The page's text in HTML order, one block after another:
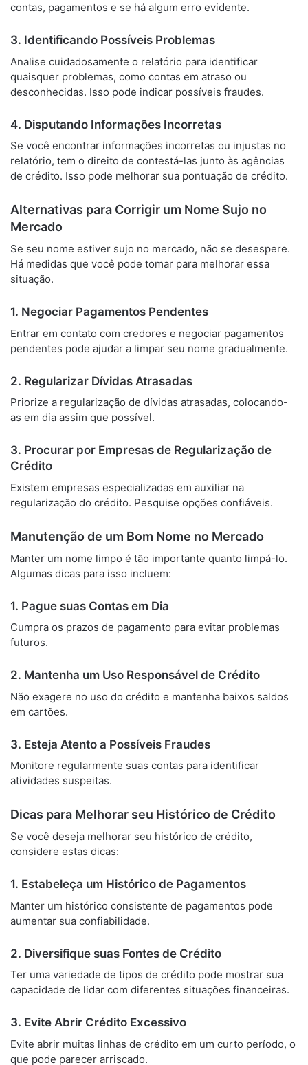
contas, pagamentos e se há algum erro evidente.
3. Identificando Possíveis Problemas
Analise cuidadosamente o relatório para identificar
quaisquer problemas, como contas em atraso ou
desconhecidas. Isso pode indicar possíveis fraudes.
4. Disputando Informações Incorretas
Se você encontrar informações incorretas ou injustas no
relatório, tem o direito de contestá-las junto às agências
de crédito. Isso pode melhorar sua pontuação de crédito.
Alternativas para Corrigir um Nome Sujo no
Mercado
Se seu nome estiver sujo no mercado, não se desespere.
Há medidas que você pode tomar para melhorar essa
situação.
1. Negociar Pagamentos Pendentes
Entrar em contato com credores e negociar pagamentos
pendentes pode ajudar a limpar seu nome gradualmente.
2. Regularizar Dívidas Atrasadas
Priorize a regularização de dívidas atrasadas, colocando-
as em dia assim que possível.
3. Procurar por Empresas de Regularização de
Crédito
Existem empresas especializadas em auxiliar na
regularização do crédito. Pesquise opções confiáveis.
Manutenção de um Bom Nome no Mercado
Manter um nome limpo é tão importante quanto limpá-lo.
Algumas dicas para isso incluem:
1. Pague suas Contas em Dia
Cumpra os prazos de pagamento para evitar problemas
futuros.
2. Mantenha um Uso Responsável de Crédito
Não exagere no uso do crédito e mantenha baixos saldos
em cartões.
3. Esteja Atento a Possíveis Fraudes
Monitore regularmente suas contas para identificar
atividades suspeitas.
Dicas para Melhorar seu Histórico de Crédito
Se você deseja melhorar seu histórico de crédito,
considere estas dicas:
1. Estabeleça um Histórico de Pagamentos
Manter um histórico consistente de pagamentos pode
aumentar sua confiabilidade.
2. Diversifique suas Fontes de Crédito
Ter uma variedade de tipos de crédito pode mostrar sua
capacidade de lidar com diferentes situações financeiras.
3. Evite Abrir Crédito Excessivo
Evite abrir muitas linhas de crédito em um curto período, o
que pode parecer arriscado.